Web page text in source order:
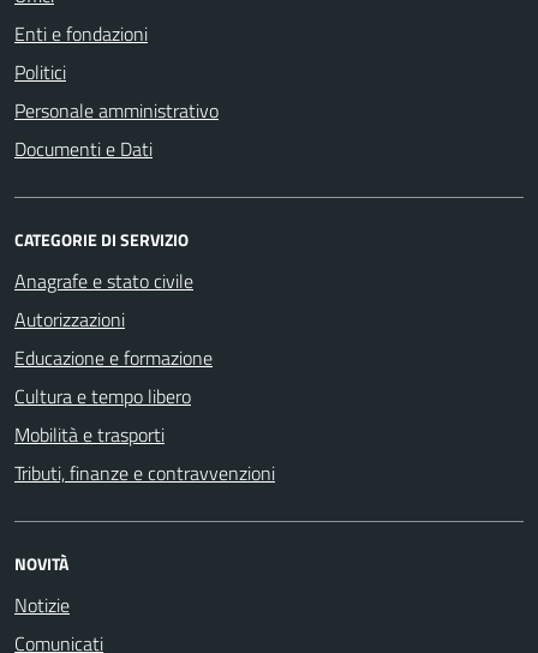
Enti e fondazioni
Politici
Personale amministrativo
Documenti e Dati
CATEGORIE DI SERVIZIO
Anagrafe e stato civile
Autorizzazioni
Educazione e formazione
Cultura e tempo libero
Mobilità e trasporti
Tributi, finanze e contravvenzioni
NOVITÀ
Notizie
Comunicati